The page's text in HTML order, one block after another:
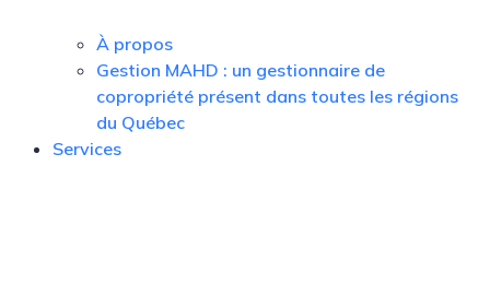
À propos
Gestion MAHD : un gestionnaire de
copropriété présent dans toutes les régions
du Québec
Services